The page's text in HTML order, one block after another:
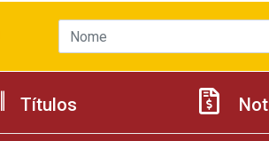
Títulos